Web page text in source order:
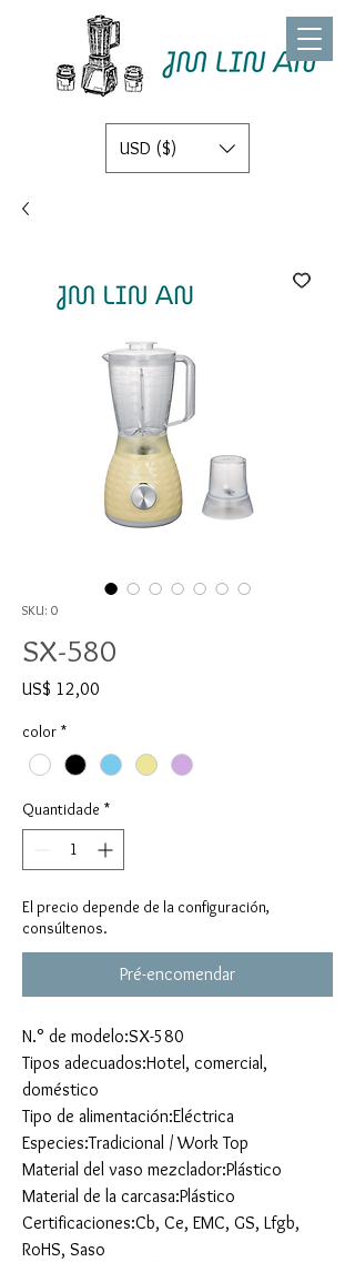
USD ($)
SKU: 0
SX-580
US$ 12,00
color *
Quantidade *
El precio depende de la configuración,
consúltenos.
Pré-encomendar
N.° de modelo:SX-580
Tipos adecuados:Hotel, comercial,
doméstico
Tipo de alimentación:Eléctrica
Especies:Tradicional / Work Top
Material del vaso mezclador:Plástico
Material de la carcasa:Plástico
Certificaciones:Cb, Ce, EMC, GS, Lfgb,
RoHS, Saso